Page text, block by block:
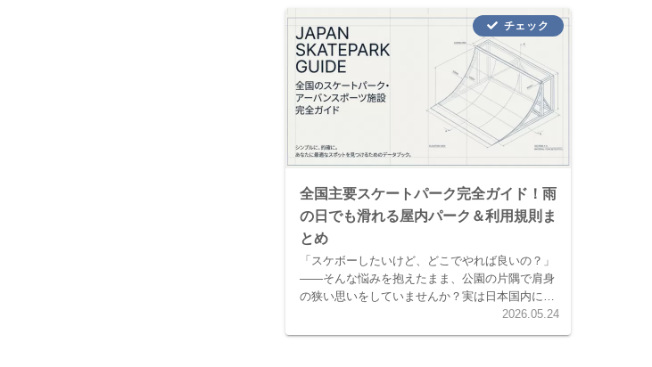
全国主要スケートパーク完全ガイド！雨
の日でも滑れる屋内パーク＆利用規則ま
とめ
「スケボーしたいけど、どこでやれば良いの？」
——そんな悩みを抱えたまま、公園の片隅で肩身
の狭い思いをしていませんか？実は日本国内には
現在700件を超えるスケートスポットが存在し、
2026.05.24